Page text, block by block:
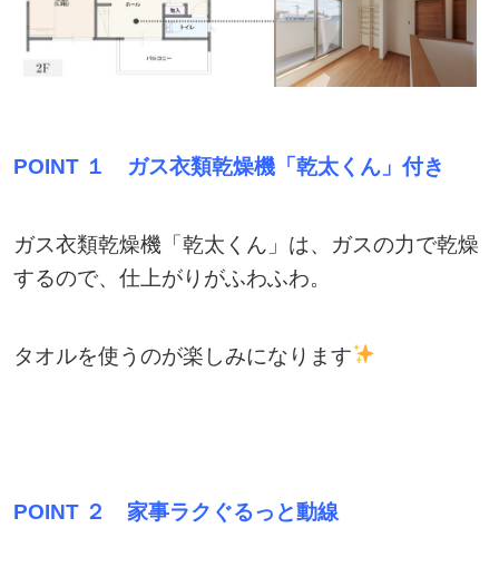
POINT １ ガス衣類乾燥機「乾太くん」付き
ガス衣類乾燥機「乾太くん」は、ガスの力で乾燥
するので、仕上がりがふわふわ。
タオルを使うのが楽しみになります
POINT ２ 家事ラクぐるっと動線